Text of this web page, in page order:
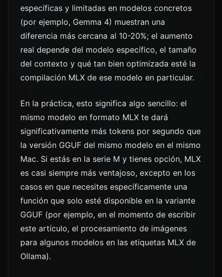
específicas y limitadas en modelos concretos
(por ejemplo, Gemma 4) muestran una
diferencia más cercana al 10-20%; el aumento
real depende del modelo específico, el tamaño
del contexto y qué tan bien optimizada esté la
compilación MLX de ese modelo en particular.
En la práctica, esto significa algo sencillo: el
mismo modelo en formato MLX te dará
significativamente más tokens por segundo que
la versión GGUF del mismo modelo en el mismo
Mac. Si estás en la serie M y tienes opción, MLX
es casi siempre más ventajoso, excepto en los
casos en que necesites específicamente una
función que solo esté disponible en la variante
GGUF (por ejemplo, en el momento de escribir
este artículo, el procesamiento de imágenes
para algunos modelos en las etiquetas MLX de
Ollama).